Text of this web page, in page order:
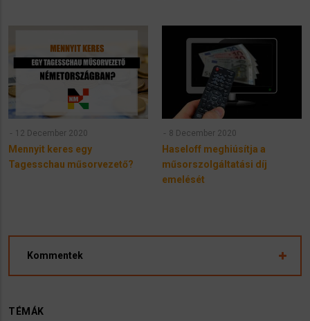
12 December 2020
Mennyit keres egy
Tagesschau műsorvezető?
8 December 2020
Haseloff meghiúsítja a
műsorszolgáltatási díj
emelését
Kommentek
TÉMÁK